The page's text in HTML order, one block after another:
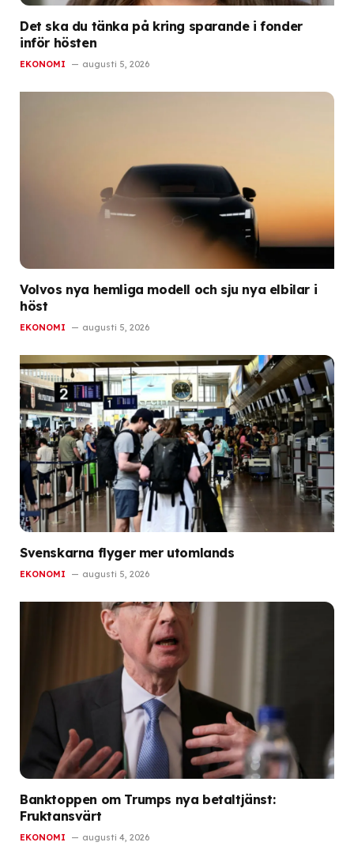
Det ska du tänka på kring sparande i fonder
inför hösten
EKONOMI augusti 5, 2026
Volvos nya hemliga modell och sju nya elbilar i
höst
EKONOMI augusti 5, 2026
Svenskarna flyger mer utomlands
EKONOMI augusti 5, 2026
Banktoppen om Trumps nya betaltjänst:
Fruktansvärt
EKONOMI augusti 4, 2026